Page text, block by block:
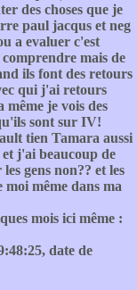
des choses que je
paul jacqus et neg
a evaluer c'est
comprendre mais de
ils font des retours
qui j'ai retours
même je vois des
sont sur IV!
tien Tamara aussi
j'ai beaucoup de
gens non?? et les
moi même dans ma
mois ici même :
date de